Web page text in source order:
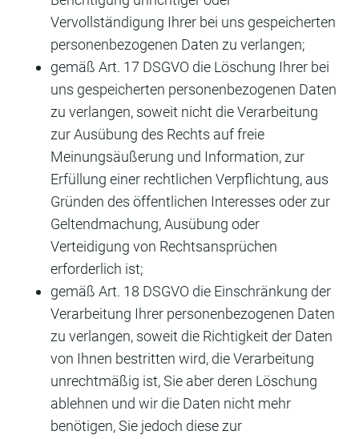
Vervollständigung Ihrer bei uns gespeicherten
personenbezogenen Daten zu verlangen;
gemäß Art. 17 DSGVO die Löschung Ihrer bei
uns gespeicherten personenbezogenen Daten
zu verlangen, soweit nicht die Verarbeitung
zur Ausübung des Rechts auf freie
Meinungsäußerung und Information, zur
Erfüllung einer rechtlichen Verpflichtung, aus
Gründen des öffentlichen Interesses oder zur
Geltendmachung, Ausübung oder
Verteidigung von Rechtsansprüchen
erforderlich ist;
gemäß Art. 18 DSGVO die Einschränkung der
Verarbeitung Ihrer personenbezogenen Daten
zu verlangen, soweit die Richtigkeit der Daten
von Ihnen bestritten wird, die Verarbeitung
unrechtmäßig ist, Sie aber deren Löschung
ablehnen und wir die Daten nicht mehr
benötigen, Sie jedoch diese zur